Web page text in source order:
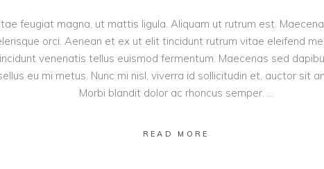
feugiat magna, ut mattis ligula. Aliquam ut rutrum est.
orci. Aenean et ex ut elit tincidunt rutrum vitae eleifend
venenatis tellus euismod fermentum. Maecenas sed
eu mi metus. Nunc mi nisl, viverra id sollicitudin et, auctor sit
Morbi blandit dolor ac rhoncus semper.
READ MORE